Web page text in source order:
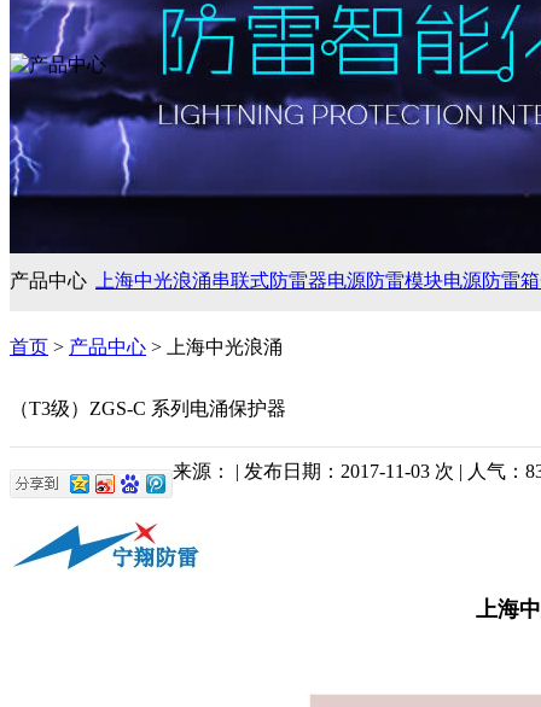
产品中心 上海中光浪涌串联式防雷器电源防雷模块电源防雷箱
首页 > 产品中心 > 上海中光浪涌
（T3级）ZGS-C 系列电涌保护器
来源： | 发布日期：2017-11-03 次 | 人气：
上海